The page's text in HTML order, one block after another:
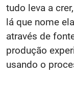
tudo leva a
lá que nome
através de
produção
usando o